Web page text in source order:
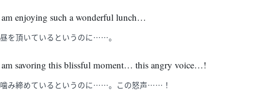
enjoying such a wonderful lunch…
を頂いているというのに……。
savoring this blissful moment… this angry voice…!
噛み締めているというのに……。この怒声……！